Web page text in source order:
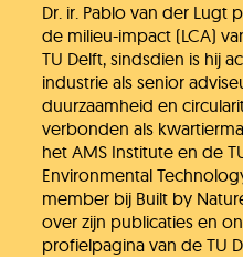
Dr. ir. Pablo van der
de milieu-impact (LCA)
TU Delft, sindsdien is hij
industrie als senior
duurzaamheid en
verbonden als
het AMS Institute en de
Environmental
member bij Built by
over zijn publicaties en
profielpagina van de TU